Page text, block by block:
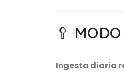
🥄
Ingesta diaria